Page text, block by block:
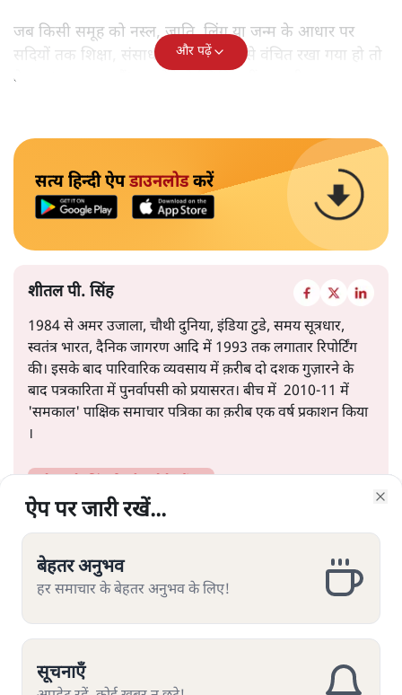
जब किसी समूह को नस्ल, जाति, लिंग या जन्म के आधार पर
सदियों तक शिक्षा, संसाधनों और सम्मान से वंचित रखा गया हो तो
केवल ‘सब बराबर हैं’ कह देने से स्थिति नहीं बदलती।
और पढ़ें
सत्य हिन्दी ऐपडाउनलोडकरें
शीतल पी. सिंह
1984 से अमर उजाला, चौथी दुनिया, इंडिया टुडे, समय सूत्रधार,
स्वतंत्र भारत, दैनिक जागरण आदि में 1993 तक लगातार रिपोर्टिंग
की। इसके बाद पारिवारिक व्यवसाय में क़रीब दो दशक गुज़ारने के
बाद पत्रकारिता में पुनर्वापसी को प्रयासरत। बीच में 2010-11 में
'समकाल' पाक्षिक समाचार पत्रिका का क़रीब एक वर्ष प्रकाशन किया
।
यूजीसी के नये नियम पर विवाद क्यों?
कुछ ज़रूरी सवाल
ऐप पर जारी रखें...
बेहतर अनुभव
हर समाचार के बेहतर अनुभव के लिए!
सूचनाएँ
ऐप पर जारी रखें...
बेहतर अनुभव
हर समाचार के बेहतर अनुभव के लिए!
सूचनाएँ
ऐप पर जारी रखें...
बेहतर अनुभव
हर समाचार के बेहतर अनुभव के लिए!
सूचनाएँ
ऐप पर जारी रखें...
बेहतर अनुभव
हर समाचार के बेहतर अनुभव के लिए!
सूचनाएँ
ऐप पर जारी रखें...
बेहतर अनुभव
हर समाचार के बेहतर अनुभव के लिए!
सूचनाएँ
ऐप पर जारी रखें...
बेहतर अनुभव
हर समाचार के बेहतर अनुभव के लिए!
सूचनाएँ
ऐप पर जारी रखें...
बेहतर अनुभव
हर समाचार के बेहतर अनुभव के लिए!
सूचनाएँ